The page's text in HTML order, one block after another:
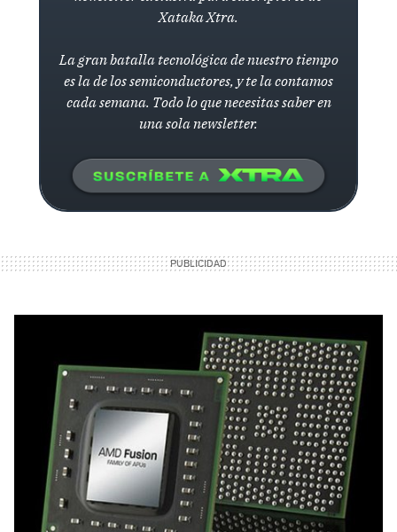
Xataka Xtra.
La gran batalla tecnológica de nuestro tiempo
es la de los semiconductores, y te la contamos
cada semana. Todo lo que necesitas saber en
una sola newsletter.